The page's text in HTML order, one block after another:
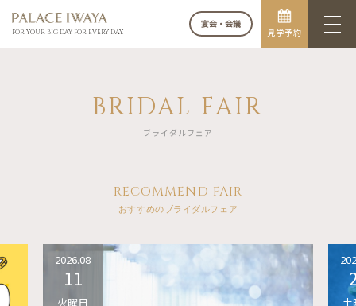
FOR YOUR BIG DAY. FOR EVERY DAY.
宴会・会議
見学予約
BRIDAL FAIR
ブライダルフェア
RECOMMEND FAIR
おすすめのブライダルフェア
2026.08
11
火曜日 土